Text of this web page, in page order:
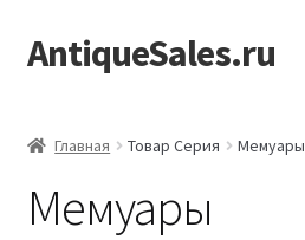
Перейти
к
Перейти
к
AntiqueSales.ru
Главная Товар Серия Мемуары
Мемуары